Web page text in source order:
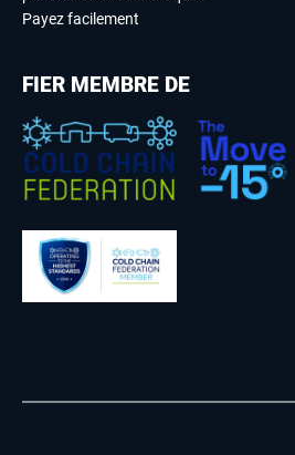
Payez facilement
FIER MEMBRE DE